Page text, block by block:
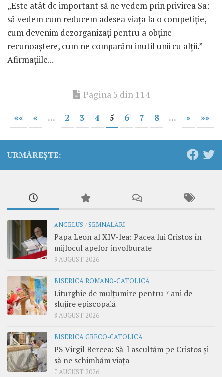
„Este atât de important să ne vedem prin privirea Sa:
să vedem cum reducem adesea viața la o competiție,
cum devenim dezorganizați pentru a obține
recunoaștere, cum ne comparăm inutil unii cu alții.”
Afirmațiile...
Pagina 5 din 114
«« « ... 2 3 4 5 6 7 8 ... » »»
URMĂREȘTE:
ANGELUS /SEMNALĂRI
Papa Leon al XIV-lea: Pacea lui Cristos în
mijlocul apelor învolburate
9 AUGUST 2026
BISERICA ROMANO-CATOLICĂ
Liturghie de mulțumire pentru 7 ani de
slujire episcopală
8 AUGUST 2026
BISERICA GRECO-CATOLICĂ
PS Virgil Bercea: Să-l ascultăm pe Cristos și
să ne schimbăm viața
7 AUGUST 2026